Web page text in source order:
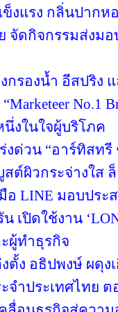
งแรง กลิ่นปากห
จัดกิจกรรมส่ง
กรองน้ำ อีสปริง
No.1
งในใจผู้บริโภค
งด่วน “อาร์ทิสท
ต์ผิวกระจ่างใส
อ LINE มอบปร
เปิดใช้งาน
ผู้ทำธุรกิจ
ตั้ง อธิปพงษ์ ผดุง
จำประเทศไทย